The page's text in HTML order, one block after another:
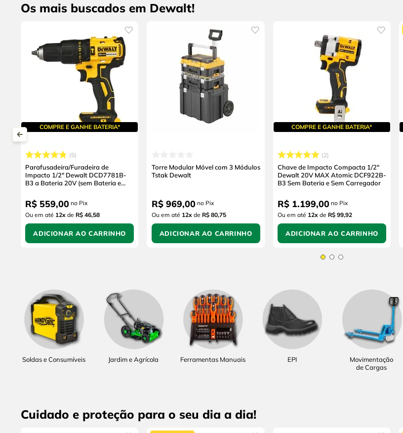
Os mais buscados em Dewalt!
COMPRE E GANHE BATERIA*
5
Parafusadeira/Furadeira de
Impacto 1/2" Dewalt DCD7781B-
B3 a Bateria 20V (sem Bateria e
R$ 559,00 no Pix
Ou em até 12x de R$ 46,58
ADICIONAR AO CARRINHO
Torre Modular Móvel com 3 Módulos
Tstak Dewalt
R$ 969,00no Pix
Ou em até 12xde R$ 80,75
ADICIONAR AO CARRINHO
COMPRE E GANHE BATERIA*
2
Chave de Impacto Compacta 1/2"
Dewalt 20V MAX Atomic DCF922B-
B3 Sem Bateria e Sem Carregador
R$ 1.199,00no Pix
Ou em até 12xde R$ 99,92
ADICIONAR AO CARRINHO
Soldas e Consumíveis Jardim e Agrícola Ferramentas Manuais EPI
Movimentação
de Cargas
Cuidado e proteção para o seu dia a dia!